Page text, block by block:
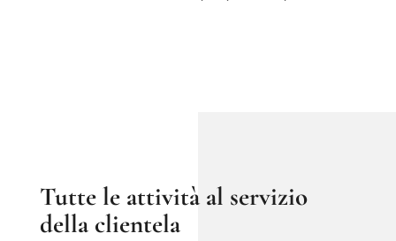
Tutte le attività al servizio
della clientela